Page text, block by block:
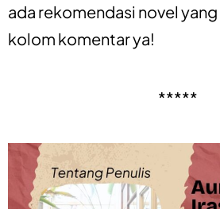
ada rekomendasi novel yang
kolom komentar ya!
*****